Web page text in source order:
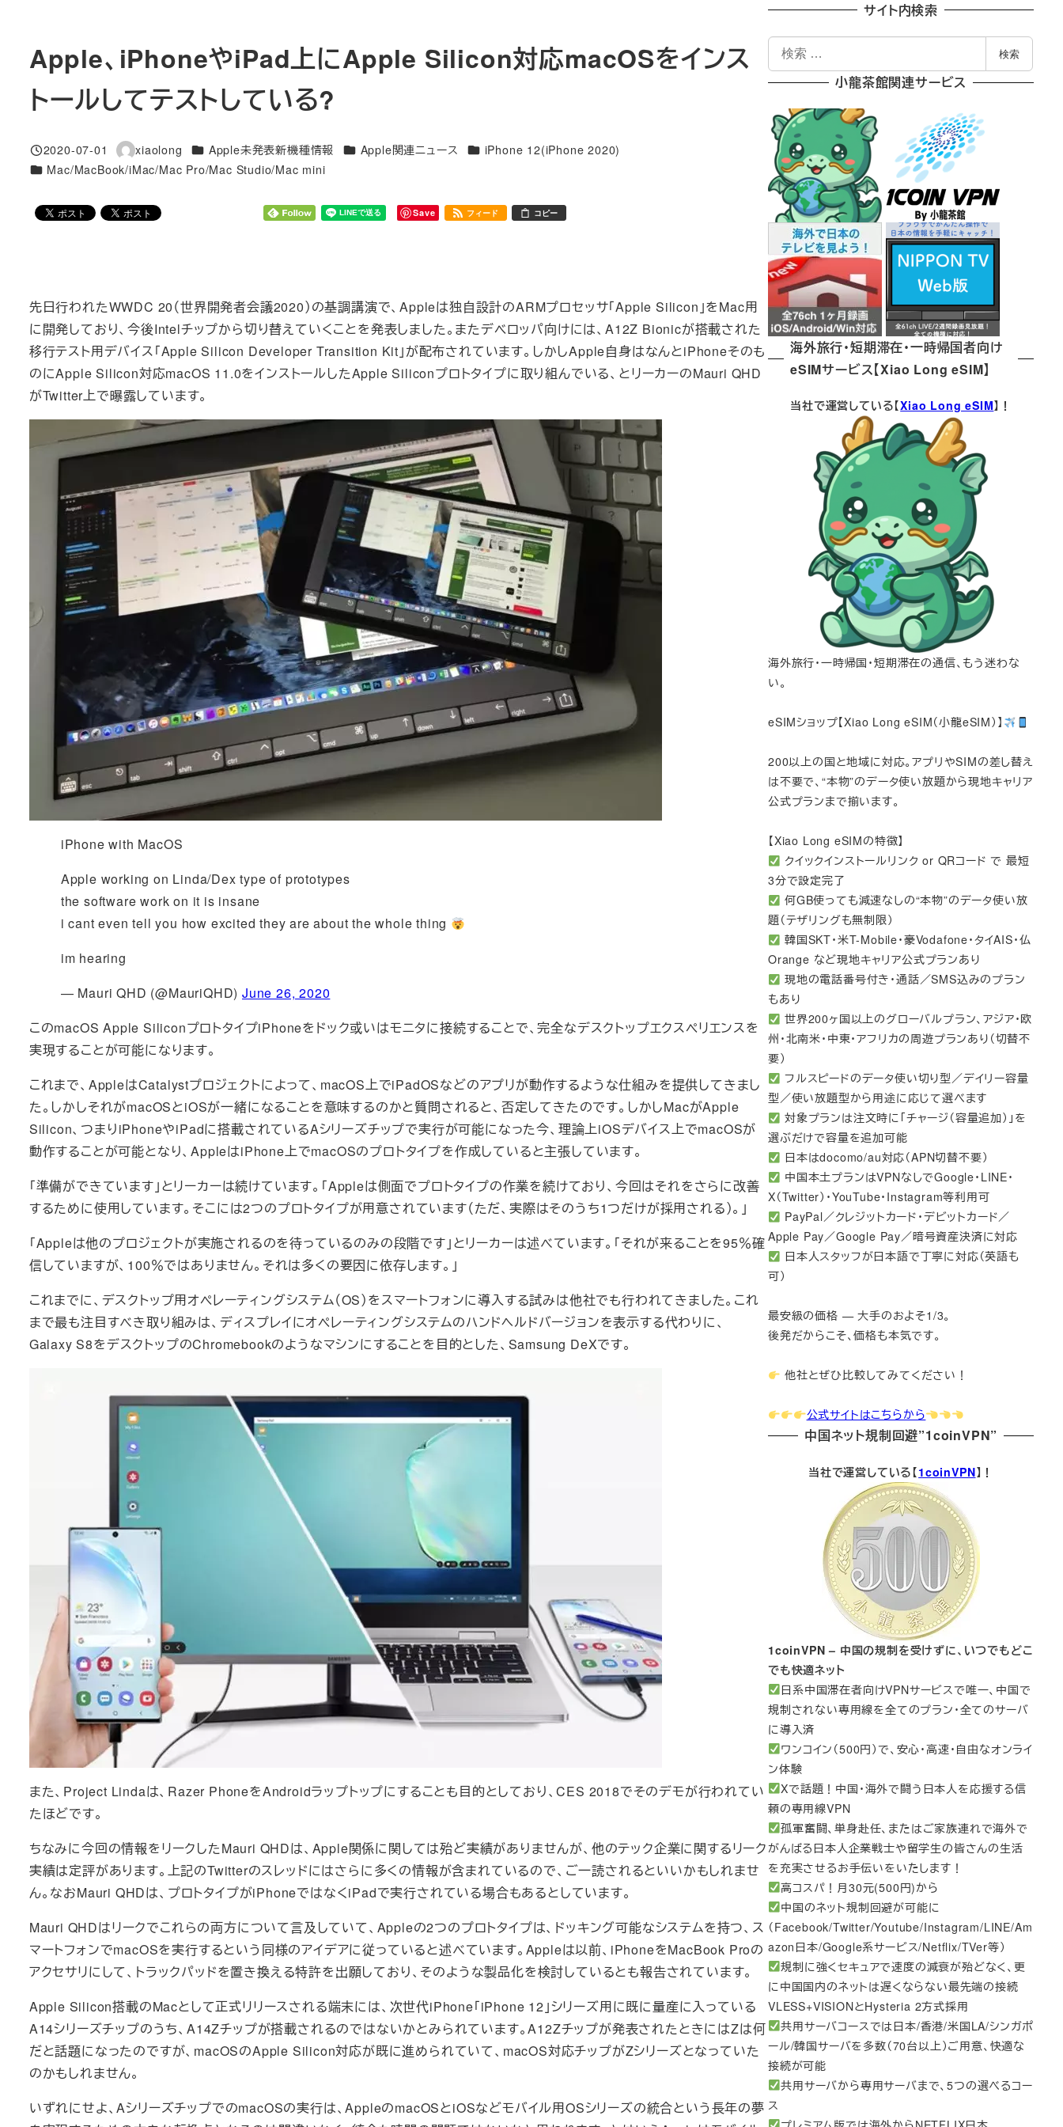
Apple、iPhoneやiPad上にApple Silicon対応macOSをインス
トールしてテストしている?
投稿日
2020-07-01
著
者
xiaolong カテゴリー
Apple未発表新機種情報 カテゴリー
Apple関連ニュース カテゴリー
iPhone 12(iPhone 2020)
カテゴリー
Mac/MacBook/iMac/Mac Pro/Mac Studio/Mac mini
Save フィード コピー
先日行われたWWDC 20（世界開発者会議2020）の基調講演で、Appleは独自設計のARMプロセッサ「Apple Silicon」をMac用
に開発しており、今後Intelチップから切り替えていくことを発表しました。またデベロッパ向けには、A12Z Bionicが搭載された
移行テスト用デバイス「Apple Silicon Developer Transition Kit」が配布されています。しかしApple自身はなんとiPhoneそのも
のにApple Silicon対応macOS 11.0をインストールしたApple Siliconプロトタイプに取り組んでいる、とリーカーのMauri QHD
がTwitter上で曝露しています。
iPhone with MacOS
Apple working on Linda/Dex type of prototypes
the software work on it is insane
i cant even tell you how excited they are about the whole thing
im hearing
— Mauri QHD (@MauriQHD) June 26, 2020
このmacOS Apple SiliconプロトタイプiPhoneをドック或いはモニタに接続することで、完全なデスクトップエクスペリエンスを
実現することが可能になります。
これまで、AppleはCatalystプロジェクトによって、macOS上でiPadOSなどのアプリが動作するような仕組みを提供してきまし
た。しかしそれがmacOSとiOSが一緒になることを意味するのかと質問されると、否定してきたのです。しかしMacがApple
Silicon、つまりiPhoneやiPadに搭載されているAシリーズチップで実行が可能になった今、理論上iOSデバイス上でmacOSが
動作することが可能となり、AppleはiPhone上でmacOSのプロトタイプを作成していると主張しています。
「準備ができています」とリーカーは続けています。「Appleは側面でプロトタイプの作業を続けており、今回はそれをさらに改善
するために使用しています。そこには2つのプロトタイプが用意されています（ただ、実際はそのうち1つだけが採用される）。」
「Appleは他のプロジェクトが実施されるのを待っているのみの段階です」とリーカーは述べています。「それが来ることを95％確
信していますが、100％ではありません。それは多くの要因に依存します。」
これまでに、デスクトップ用オペレーティングシステム（OS）をスマートフォンに導入する試みは他社でも行われてきました。これ
まで最も注目すべき取り組みは、ディスプレイにオペレーティングシステムのハンドヘルドバージョンを表示する代わりに、
Galaxy S8をデスクトップのChromebookのようなマシンにすることを目的とした、Samsung DeXです。
また、Project Lindaは、Razer PhoneをAndroidラップトップにすることも目的としており、CES 2018でそのデモが行われてい
たほどです。
ちなみに今回の情報をリークしたMauri QHDは、Apple関係に関しては殆ど実績がありませんが、他のテック企業に関するリーク
実績は定評があります。上記のTwitterのスレッドにはさらに多くの情報が含まれているので、ご一読されるといいかもしれませ
ん。なおMauri QHDは、プロトタイプがiPhoneではなくiPadで実行されている場合もあるとしています。
Mauri QHDはリークでこれらの両方について言及していて、Appleの2つのプロトタイプは、ドッキング可能なシステムを持つ、ス
マートフォンでmacOSを実行するという同様のアイデアに従っていると述べています。Appleは以前、iPhoneをMacBook Proの
アクセサリにして、トラックパッドを置き換える特許を出願しており、そのような製品化を検討しているとも報告されています。
Apple Silicon搭載のMacとして正式リリースされる端末には、次世代iPhone「iPhone 12」シリーズ用に既に量産に入っている
A14シリーズチップのうち、A14Zチップが搭載されるのではないかとみられています。A12Zチップが発表されたときにはZは何
だと話題になったのですが、macOSのApple Silicon対応が既に進められていて、macOS対応チップがZシリーズとなっていた
のかもしれません。
いずれにせよ、AシリーズチップでのmacOSの実行は、AppleのmacOSとiOSなどモバイル用OSシリーズの統合という長年の夢
サイト内検索
索
検索
小龍茶館関連サービス
海外旅行・短期滞在・一時帰国者向け
eSIMサービス【Xiao Long eSIM】
当社で運営している【Xiao Long eSIM】！
海外旅行・一時帰国・短期滞在の通信、もう迷わな
い。
eSIMショップ【Xiao Long eSIM（小龍eSIM）】
200以上の国と地域に対応。アプリやSIMの差し替え
は不要で、“本物”のデータ使い放題から現地キャリア
公式プランまで揃います。
【Xiao Long eSIMの特徴】
クイックインストールリンク or QRコード で 最短
3分で設定完了
何GB使っても減速なしの“本物”のデータ使い放
題（テザリングも無制限）
韓国SKT・米T-Mobile・豪Vodafone・タイAIS・仏
Orange など現地キャリア公式プランあり
現地の電話番号付き・通話／SMS込みのプラン
もあり
世界200ヶ国以上のグローバルプラン、アジア・欧
州・北南米・中東・アフリカの周遊プランあり（切替不
要）
フルスピードのデータ使い切り型／デイリー容量
型／使い放題型から用途に応じて選べます
対象プランは注文時に「チャージ（容量追加）」を
選ぶだけで容量を追加可能
日本はdocomo/au対応（APN切替不要）
中国本土プランはVPNなしでGoogle・LINE・
X（Twitter）・YouTube・Instagram等利用可
PayPal／クレジットカード・デビットカード／
Apple Pay／Google Pay／暗号資産決済に対応
日本人スタッフが日本語で丁寧に対応（英語も
可）
最安級の価格 — 大手のおよそ1/3。
後発だからこそ、価格も本気です。
他社とぜひ比較してみてください！
公式サイトはこちらから
中国ネット規制回避”1coinVPN”
当社で運営している【1coinVPN】！
1coinVPN – 中国の規制を受けずに、いつでもどこ
でも快適ネット
日系中国滞在者向けVPNサービスで唯一、中国で
規制されない専用線を全てのプラン・全てのサーバ
に導入済
ワンコイン（500円）で、安心・高速・自由なオンライ
ン体験
Xで話題！中国・海外で闘う日本人を応援する信
頼の専用線VPN
孤軍奮闘、単身赴任、またはご家族連れで海外で
がんばる日本人企業戦士や留学生の皆さんの生活
を充実させるお手伝いをいたします！
高コスパ！月30元(500円)から
中国のネット規制回避が可能に
（Facebook/Twitter/Youtube/Instagram/LINE/Am
azon日本/Google系サービス/Netflix/TVer等）
規制に強くセキュアで速度の減衰が殆どなく、更
に中国国内のネットは遅くならない最先端の接続
VLESS+VISIONとHysteria 2方式採用
共用サーバコースでは日本/香港/米国LA/シンガポ
ール/韓国サーバを多数（70台以上）ご用意、快適な
接続が可能
共用サーバから専用サーバまで、5つの選べるコー
ス